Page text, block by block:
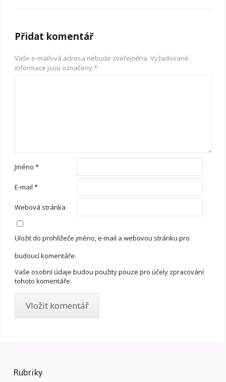
Přidat komentář
Vaše e-mailová adresa nebude zveřejněna. Vyžadované
informace jsou označeny*
Jméno*
E-mail*
Webová stránka
Uložit do prohlížeče jméno, e-mail a webovou stránku pro
budoucí komentáře.
Vaše osobní údaje budou použity pouze pro účely zpracování
tohoto komentáře.
Rubriky